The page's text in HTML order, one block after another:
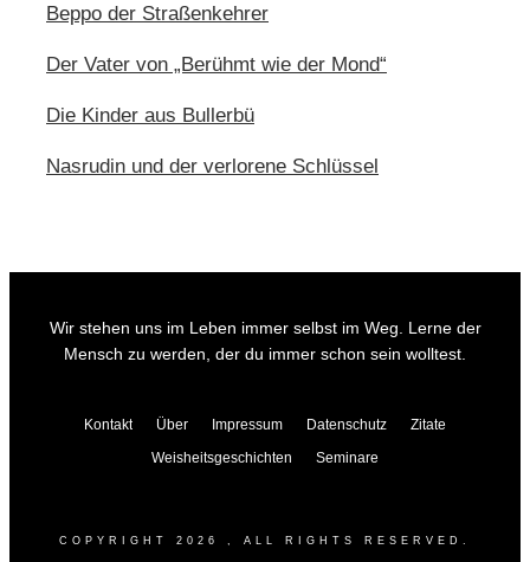
Beppo der Straßenkehrer
Der Vater von „Berühmt wie der Mond“
Die Kinder aus Bullerbü
Nasrudin und der verlorene Schlüssel
Wir stehen uns im Leben immer selbst im Weg. Lerne der
Mensch zu werden, der du immer schon sein wolltest.
Kontakt Über Impressum Datenschutz
Zitate
Weisheitsgeschichten
Seminare
COPYRIGHT 2026 , ALL RIGHTS RESERVED.